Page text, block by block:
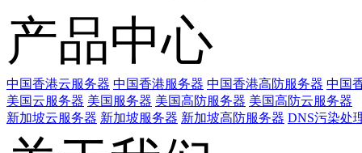
产品中心
中国香港云服务器 中国香港服务器 中国香港高防服务器 中国
美国云服务器 美国服务器 美国高防服务器 美国高防云服务器
新加坡云服务器 新加坡服务器 新加坡高防服务器 DNS污染处